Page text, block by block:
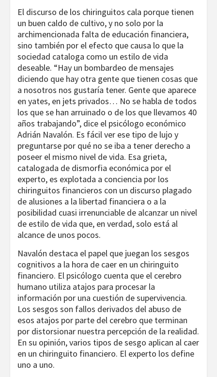
El discurso de los chiringuitos cala porque tienen
un buen caldo de cultivo, y no solo por la
archimencionada falta de educación financiera,
sino también por el efecto que causa lo que la
sociedad cataloga como un estilo de vida
deseable. “Hay un bombardeo de mensajes
diciendo que hay otra gente que tienen cosas que
a nosotros nos gustaría tener. Gente que aparece
en yates, en jets privados… No se habla de todos
los que se han arruinado o de los que llevamos 40
años trabajando”, dice el psicólogo económico
Adrián Navalón. Es fácil ver ese tipo de lujo y
preguntarse por qué no se iba a tener derecho a
poseer el mismo nivel de vida. Esa grieta,
catalogada de dismorfia económica por el
experto, es explotada a conciencia por los
chiringuitos financieros con un discurso plagado
de alusiones a la libertad financiera o a la
posibilidad cuasi irrenunciable de alcanzar un nivel
de estilo de vida que, en verdad, solo está al
alcance de unos pocos.
Navalón destaca el papel que juegan los sesgos
cognitivos a la hora de caer en un chiringuito
financiero. El psicólogo cuenta que el cerebro
humano utiliza atajos para procesar la
información por una cuestión de supervivencia.
Los sesgos son fallos derivados del abuso de
esos atajos por parte del cerebro que terminan
por distorsionar nuestra percepción de la realidad.
En su opinión, varios tipos de sesgo aplican al caer
en un chiringuito financiero. El experto los define
uno a uno.